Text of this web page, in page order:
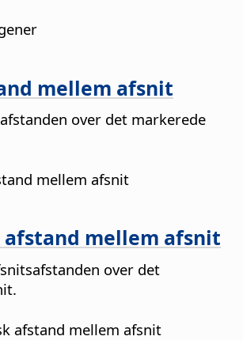
mellem afsnit
over det markerede
mellem afsnit
afstand mellem afsnit
over det
afstand mellem afsnit